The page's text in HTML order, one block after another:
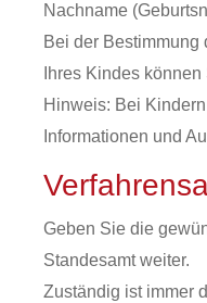
Nachname
Bei der
Ihres Kindes
Hinweis: Bei
Informationen und
Geben Sie die
Standesamt weiter.
Zuständig ist immer